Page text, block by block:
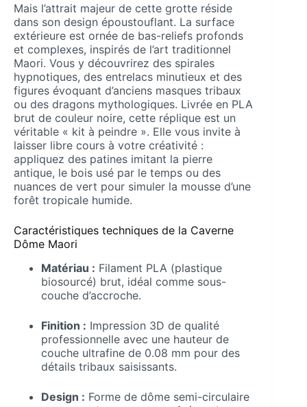
Mais l’attrait majeur de cette grotte réside
dans son design époustouflant. La surface
extérieure est ornée de bas-reliefs profonds
et complexes, inspirés de l’art traditionnel
Maori. Vous y découvrirez des spirales
hypnotiques, des entrelacs minutieux et des
figures évoquant d’anciens masques tribaux
ou des dragons mythologiques. Livrée en PLA
brut de couleur noire, cette réplique est un
véritable « kit à peindre ». Elle vous invite à
laisser libre cours à votre créativité :
appliquez des patines imitant la pierre
antique, le bois usé par le temps ou des
nuances de vert pour simuler la mousse d’une
forêt tropicale humide.
Caractéristiques techniques de la Caverne
Dôme Maori
Matériau : Filament PLA (plastique
biosourcé) brut, idéal comme sous-
couche d’accroche.
Finition : Impression 3D de qualité
professionnelle avec une hauteur de
couche ultrafine de 0.08 mm pour des
détails tribaux saisissants.
Design : Forme de dôme semi-circulaire